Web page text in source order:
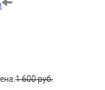
1 600 руб.